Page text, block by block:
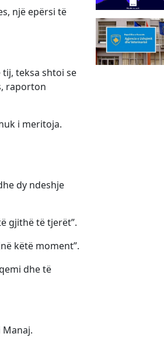
një epërsi të
teksa shtoi se
raporton
i meritoja.
dy ndeshje
gjithë të tjerët”.
këtë moment”.
dhe të